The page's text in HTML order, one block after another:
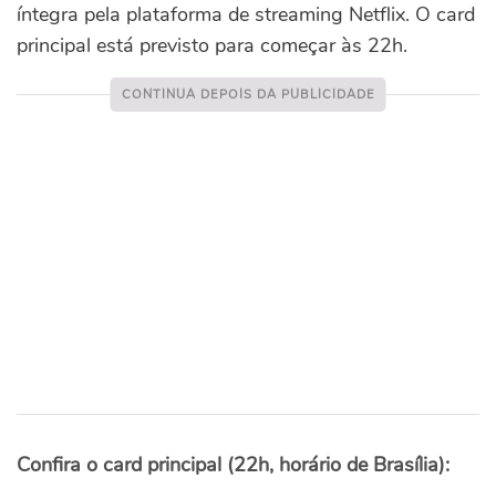
íntegra pela plataforma de streaming Netflix. O card
principal está previsto para começar às 22h.
Confira o card principal (22h, horário de Brasília):